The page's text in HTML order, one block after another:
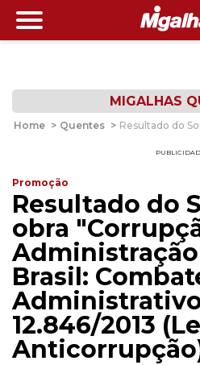
MIGALHAS
Home > Quentes > Resultado do
Promoção
Resultado do
obra
Brasil:
Administrativo
12.846/2013